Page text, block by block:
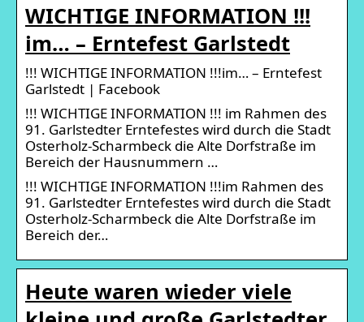
WICHTIGE INFORMATION !!!
im… – Erntefest Garlstedt
!!! WICHTIGE INFORMATION !!!im… – Erntefest
Garlstedt | Facebook
!!! WICHTIGE INFORMATION !!! im Rahmen des
91. Garlstedter Erntefestes wird durch die Stadt
Osterholz-Scharmbeck die Alte Dorfstraße im
Bereich der Hausnummern …
!!! WICHTIGE INFORMATION !!!im Rahmen des
91. Garlstedter Erntefestes wird durch die Stadt
Osterholz-Scharmbeck die Alte Dorfstraße im
Bereich der…
Heute waren wieder viele